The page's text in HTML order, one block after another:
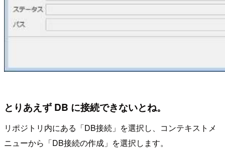
とりあえず DB に接続できないとね。
リポジトリ内にある「DB接続」を選択し、コンテキストメ
ニューから「DB接続の作成」を選択します。